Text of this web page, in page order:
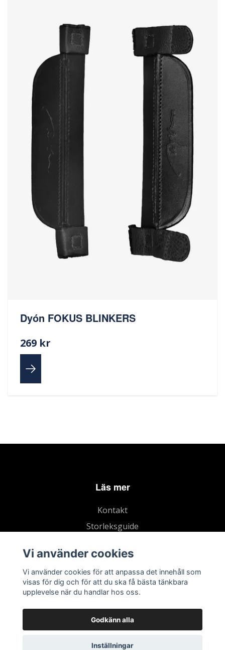
Dyón FOKUS BLINKERS
269 kr
Läs mer
Kontakt
Storleksguide
Vi använder cookies
Vi använder cookies för att anpassa det innehåll som
visas för dig och för att du ska få bästa tänkbara
upplevelse när du handlar hos oss.
Godkänn alla
Inställningar